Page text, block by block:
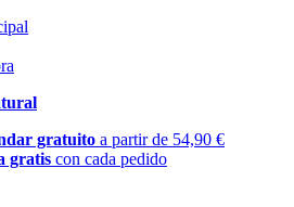
gratuito a partir de 54,90 €
gratis con cada pedido